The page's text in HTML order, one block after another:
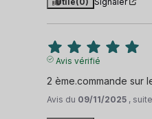
Avis vérifié
2 ème.commande sur
Avis du 09/11/2025 ,